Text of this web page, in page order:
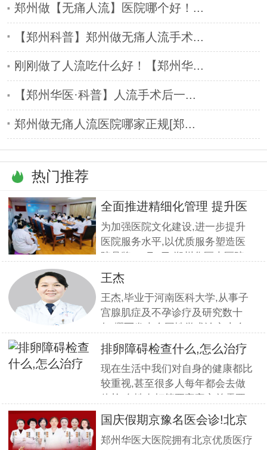
郑州做【无痛人流】医院哪个好！...
【郑州科普】郑州做无痛人流手术...
刚刚做了人流吃什么好！【郑州华...
【郑州华医·科普】人流手术后一...
郑州做无痛人流医院哪家正规[郑...
热门推荐
全面推进精细化管理 提升医
疗服
为加强医院文化建设,进一步提升
医院服务水平,以优质服务塑造医
院品牌,11月5日,郑州华医大医院
组织全员开展优质服务提升培训.
本期培训邀请到职业素养与服务设
计专家
王杰
王杰,毕业于河南医科大学,从事子
宫腺肌症及不孕诊疗及研究数十
年,撰写发表全国性学术论文十余
篇.对宫、腹腔镜等微创高科技技
术诊治子宫腺肌症、石女、子宫肌
瘤、女性不孕等妇科疑难杂症有一
套成熟完整的方案,深得患者好评!
排卵障碍检查什么,怎么治疗
现在生活中我们对自身的健康都比
较重视,甚至很多人每年都会去做
到医院做孕前检查,这样才能更好
的保证怀孕的诊疗率.有患者想了
解排卵障碍检查什么?怎么治疗?我
国庆假期京豫名医会诊!北京
不孕
郑州华医大医院拥有北京优质医疗